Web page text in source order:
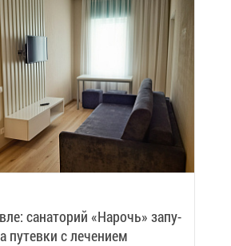
са­на­то­рий «На­рочь» за­пу­
пу­тев­ки с ле­че­ни­ем